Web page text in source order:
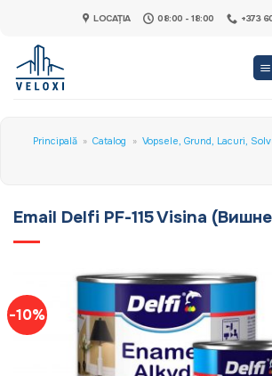
content
LOCAȚIA 08:00 - 18:00 +373
Principală » Catalog » Vopsele, Grund, Lacuri,
Email Delfi PF-115 Visina
-10%